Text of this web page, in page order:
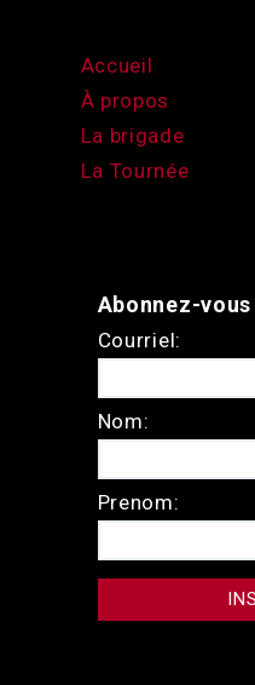
Accueil
À propos
La brigade
La Tournée
Abonnez-
Courriel:
Nom:
Prenom: